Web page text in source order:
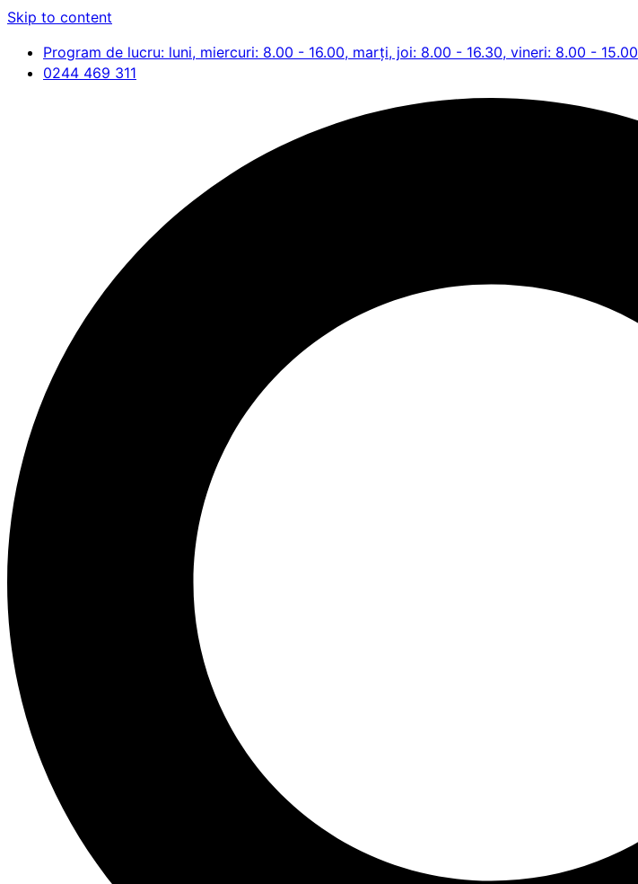
Skip to content
Program de lucru: luni, miercuri: 8.00 - 16.00, marți, joi: 8.00 - 16.30, vineri: 8.00 - 15.00
0244 469 311